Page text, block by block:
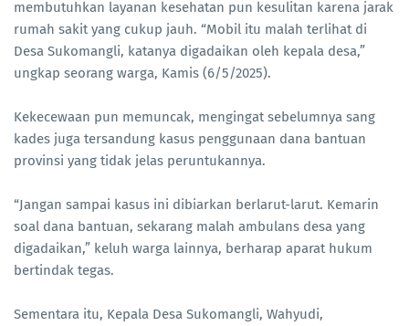
membutuhkan layanan kesehatan pun kesulitan karena jarak
rumah sakit yang cukup jauh. “Mobil itu malah terlihat di
Desa Sukomangli, katanya digadaikan oleh kepala desa,”
ungkap seorang warga, Kamis (6/5/2025).
Kekecewaan pun memuncak, mengingat sebelumnya sang
kades juga tersandung kasus penggunaan dana bantuan
provinsi yang tidak jelas peruntukannya.
“Jangan sampai kasus ini dibiarkan berlarut-larut. Kemarin
soal dana bantuan, sekarang malah ambulans desa yang
digadaikan,” keluh warga lainnya, berharap aparat hukum
bertindak tegas.
Sementara itu, Kepala Desa Sukomangli, Wahyudi,